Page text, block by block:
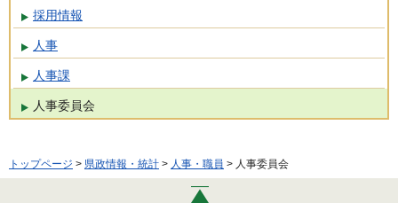
採用情報
人事
人事課
人事委員会
トップページ > 県政情報・統計 > 人事・職員 > 人事委員会